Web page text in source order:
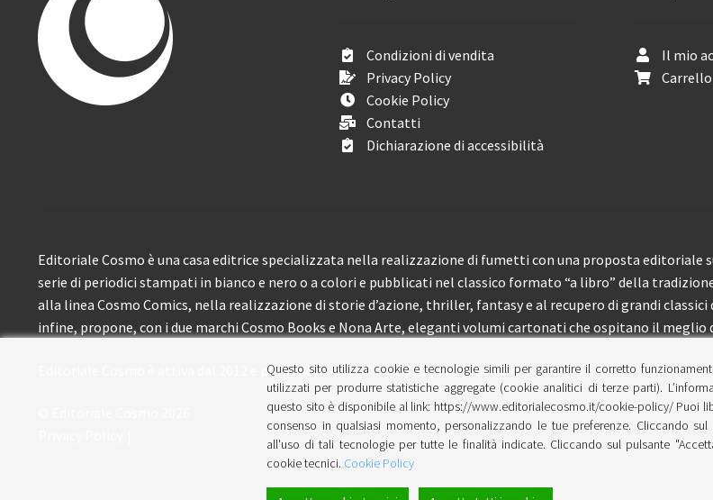
Condizioni di vendita
Privacy Policy
Cookie Policy
Contatti
Dichiarazione di accessibilità
Il mio
Carrello
Editoriale Cosmo è una casa editrice specializzata nella realizzazione di fumetti con una proposta editoriale
serie di periodici stampati in bianco e nero o a colori e pubblicati nel classico formato “a libro” della
alla linea Cosmo Comics, nella realizzazione di storie d’azione, thriller, fantasy e al recupero di grandi
infine, propone, con i due marchi Cosmo Books e Nona Arte, eleganti volumi cartonati che ospitano il
Editoriale Cosmo è attiva dal 2012 e propone ai lettori circa 150 pubblicazioni l’anno.
Questo sito utilizza cookie e tecnologie simili per garantire il corretto
utilizzati per produrre statistiche aggregate (cookie analitici di terze parti).
questo sito è disponibile al link: https://www.editorialecosmo.it/cookie-policy/ Puoi
consenso in qualsiasi momento, personalizzando le tue preferenze. Cliccando
all'uso di tali tecnologie per tutte le finalità indicate. Cliccando sul pulsante
cookie tecnici. Cookie Policy